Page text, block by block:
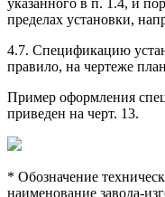
пределах установки,
4.7. Спецификацию
правило, на чертеже
Пример оформления
приведен на черт. 13.
* Обозначение
наименование завода-